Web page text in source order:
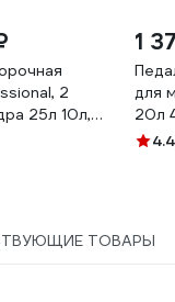
2
25л 10л,
ручкой,
1
для
20л
4.4
ТОВАРЫ